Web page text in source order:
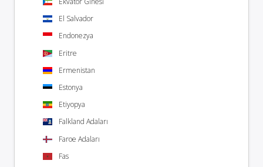
El Salvador
Endonezya
Eritre
Ermenistan
Estonya
Etiyopya
Falkland Adaları
Faroe Adaları
Fas